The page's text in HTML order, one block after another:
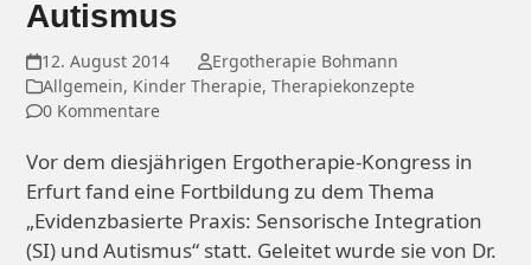
Autismus
12. August 2014
Ergotherapie Bohmann
Allgemein, Kinder Therapie,Therapiekonzepte
0 Kommentare
Vor dem diesjährigen Ergotherapie-Kongress in
Erfurt fand eine Fortbildung zu dem Thema
„Evidenzbasierte Praxis: Sensorische Integration
(SI) und Autismus“ statt. Geleitet wurde sie von Dr.